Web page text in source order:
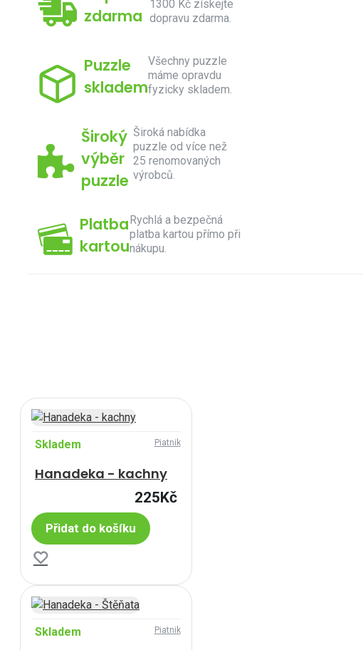
zdarma
1300 Kč získejte
dopravu zdarma.
Puzzle
skladem
Všechny puzzle
máme opravdu
fyzicky skladem.
Široký
výběr
puzzle
Široká nabídka
puzzle od více než
25 renomovaných
výrobců.
Platba
kartou
Rychlá a bezpečná
platba kartou přímo při
nákupu.
Skladem Piatnik
Hanadeka - kachny
225Kč
Přidat do košíku
Skladem Piatnik